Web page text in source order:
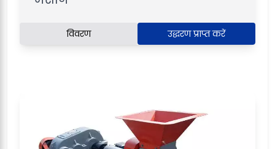
विवरण उद्धरण प्राप्त करें